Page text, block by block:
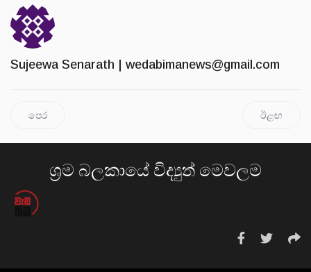
Sujeewa Senarath | wedabimanews@gmail.com
පෙර ඊළඟ
ශ්‍රම බලකායේ විද්‍යුත් මෙවලම